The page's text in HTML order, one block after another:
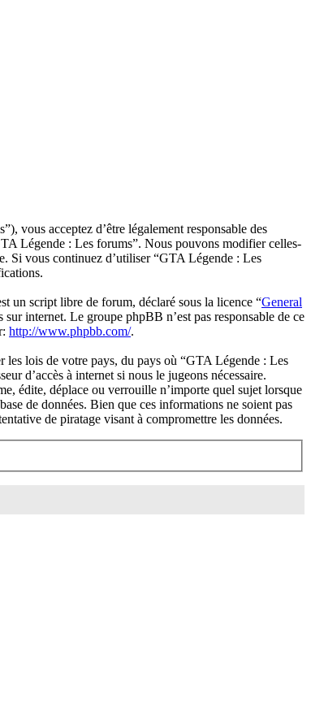
vous acceptez d’être légalement responsable des
Légende : Les forums”. Nous pouvons modifier celles-
Si vous continuez d’utiliser “GTA Légende : Les
un script libre de forum, déclaré sous la licence “General
internet. Le groupe phpBB n’est pas responsable de ce
http://www.phpbb.com/.
les lois de votre pays, du pays où “GTA Légende : Les
d’accès à internet si nous le jugeons nécessaire.
édite, déplace ou verrouille n’importe quel sujet lorsque
de données. Bien que ces informations ne soient pas
de piratage visant à compromettre les données.